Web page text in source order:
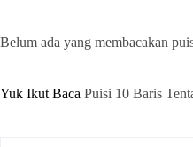
Belum ada yang membacakan
Yuk Ikut Baca Puisi 10 Baris